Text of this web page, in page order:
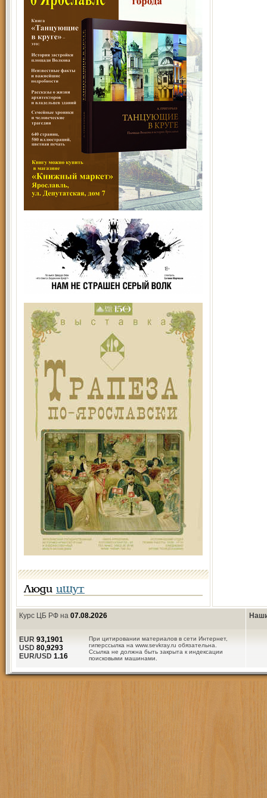
Люди ищут
Курс ЦБ РФ на 07.08.2026
При цитировании материалов в сети Интернет,
гиперссылка на www.sevkray.ru обязательна.
Ссылка не должна быть закрыта к индексации
поисковыми машинами.
EUR 93,1901
USD 80,9293
EUR/USD 1.16